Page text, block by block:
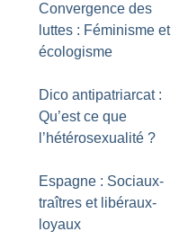
Convergence des
luttes : Féminisme et
écologisme
Dico antipatriarcat :
Qu’est ce que
l’hétérosexualité ?
Espagne : Sociaux-
traîtres et libéraux-
loyaux